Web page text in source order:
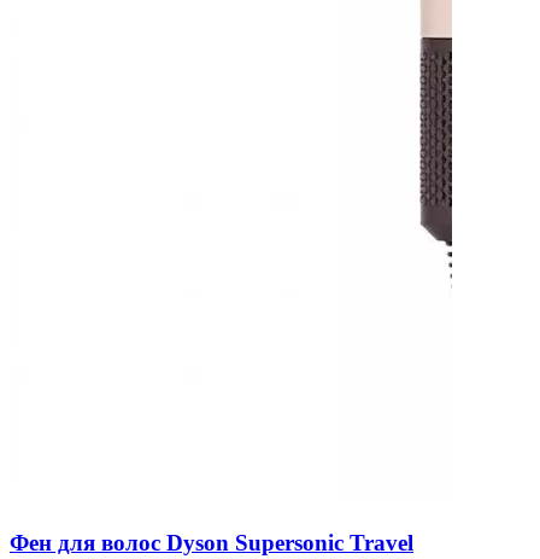
Фен для волос Dyson Supersonic Travel